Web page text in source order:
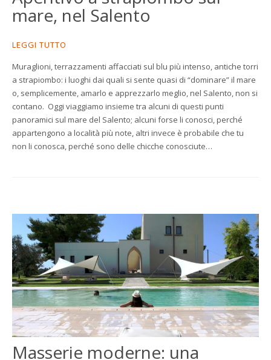
mare, nel Salento
LEGGI TUTTO
Muraglioni, terrazzamenti affacciati sul blu più intenso, antiche torri
a strapiombo: i luoghi dai quali si sente quasi di “dominare” il mare
o, semplicemente, amarlo e apprezzarlo meglio, nel Salento, non si
contano. Oggi viaggiamo insieme tra alcuni di questi punti
panoramici sul mare del Salento; alcuni forse li conosci, perché
appartengono a località più note, altri invece è probabile che tu
non li conosca, perché sono delle chicche conosciute…
Masserie moderne: una